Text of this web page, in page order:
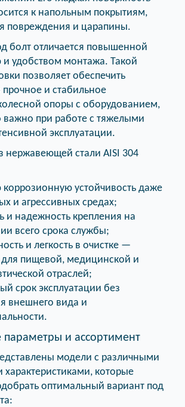
к напольным покрытиям,
повреждения и царапины.
болт отличается повышенной
удобством монтажа. Такой
позволяет обеспечить
и стабильное
опоры с оборудованием,
важно при работе с тяжелыми
эксплуатации.
нержавеющей стали AISI 304
устойчивость даже
и агрессивных средах;
и надежность крепления на
всего срока службы;
и легкость в очистке —
для пищевой, медицинской и
отраслей;
срок эксплуатации без
внешнего вида и
параметры и ассортимент
модели с различными
характеристиками, которые
оптимальный вариант под